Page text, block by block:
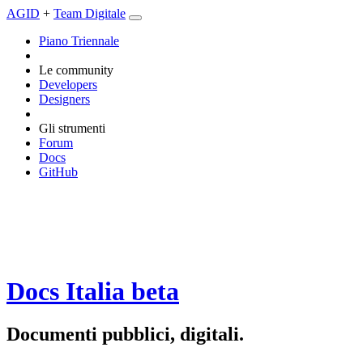
AGID + Team Digitale
Piano Triennale
Le community
Developers
Designers
Gli strumenti
Forum
Docs
GitHub
Docs Italia beta
Documenti pubblici, digitali.